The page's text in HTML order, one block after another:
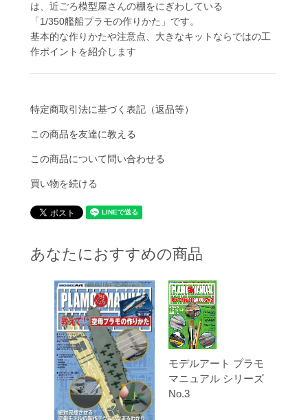
は、近ごろ模型屋さんの棚をにぎわしている
「1/350艦船プラモの作りかた」です。
基本的な作りかたや注意点、大きなキットならではの工
作ポイントを紹介します
特定商取引法に基づく表記（返品等）
この商品を友達に教える
この商品について問い合わせる
買い物を続ける
あなたにおすすめの商品
モデルアート プラモ
マニュアル シリーズ
No.3